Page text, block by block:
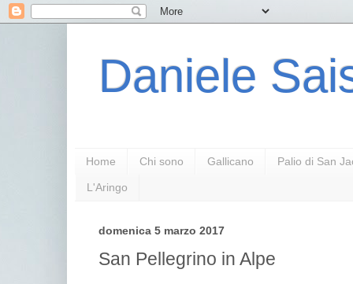
Daniele
Home Chi sono Gallicano Palio di San
L'Aringo
domenica 5 marzo 2017
San Pellegrino in Alpe